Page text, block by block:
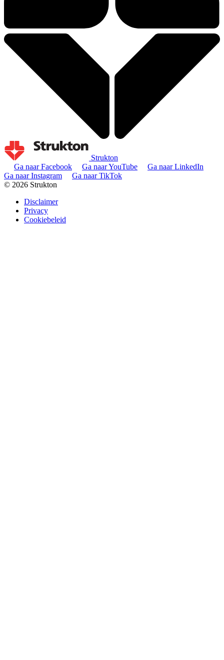
Strukton
Ga naar Facebook
Ga naar YouTube
Ga naar LinkedIn
Ga naar Instagram
Ga naar TikTok
© 2026 Strukton
Disclaimer
Privacy
Cookiebeleid